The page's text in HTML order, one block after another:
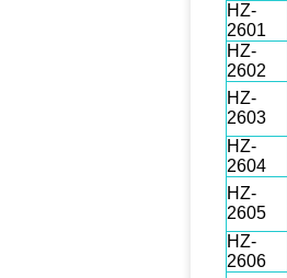
HZ-
2601
HZ-
2602
HZ-
2603
HZ-
2604
HZ-
2605
HZ-
2606